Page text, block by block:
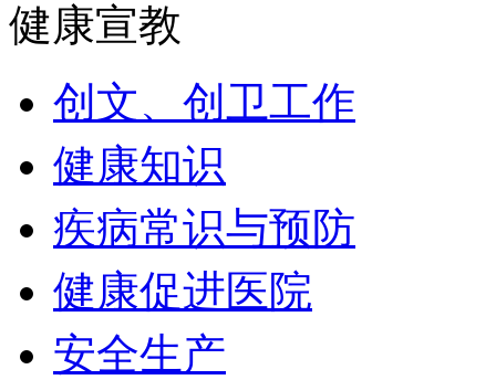
健康宣教
创文、创卫工作
健康知识
疾病常识与预防
健康促进医院
安全生产